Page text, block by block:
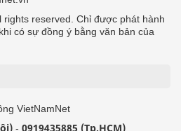
rights reserved. Chỉ được phát hành
có sự đồng ý bằng văn bản của
VietNamNet
- 0919435885 (Tp.HCM)